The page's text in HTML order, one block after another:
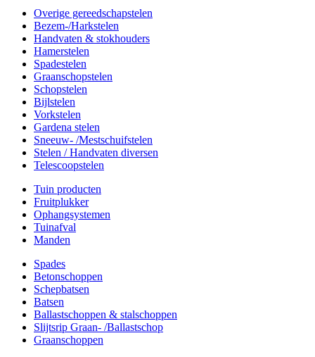
Overige gereedschapstelen
Bezem-/Harkstelen
Handvaten & stokhouders
Hamerstelen
Spadestelen
Graanschopstelen
Schopstelen
Bijlstelen
Vorkstelen
Gardena stelen
Sneeuw- /Mestschuifstelen
Stelen / Handvaten diversen
Telescoopstelen
Tuin producten
Fruitplukker
Ophangsystemen
Tuinafval
Manden
Spades
Betonschoppen
Schepbatsen
Batsen
Ballastschoppen & stalschoppen
Slijtsrip Graan- /Ballastschop
Graanschoppen